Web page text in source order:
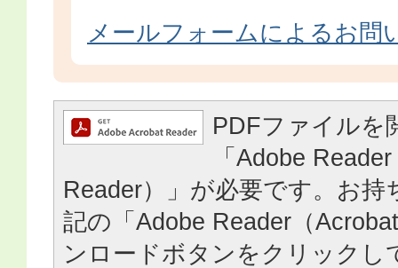
メールフォームによるお問
PDFファイルを
「Adobe
Reader）」が必要です。お持
記の「Adobe Reader（
ンロードボタンをクリックし